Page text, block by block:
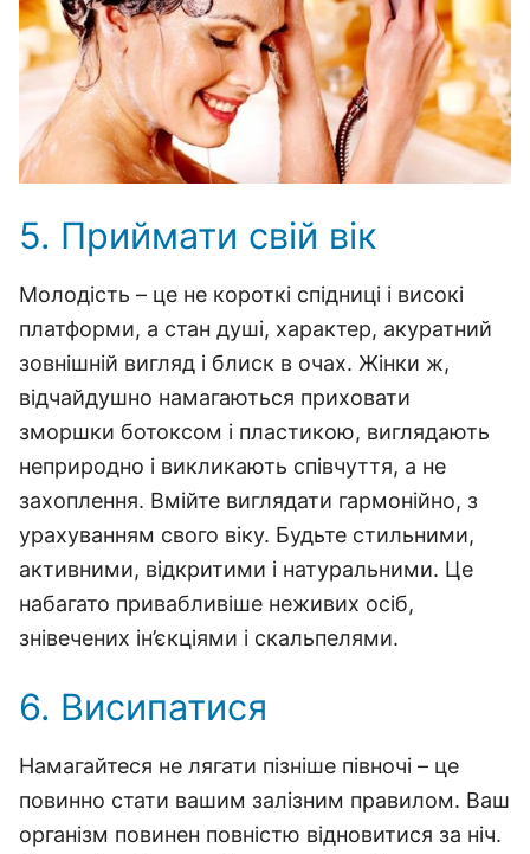
5. Приймати свій вік
Молодість – це не короткі спідниці і високі
платформи, а стан душі, характер, акуратний
зовнішній вигляд і блиск в очах. Жінки ж,
відчайдушно намагаються приховати
зморшки ботоксом і пластикою, виглядають
неприродно і викликають співчуття, а не
захоплення. Вмійте виглядати гармонійно, з
урахуванням свого віку. Будьте стильними,
активними, відкритими і натуральними. Це
набагато привабливіше неживих осіб,
знівечених ін’єкціями і скальпелями.
6. Висипатися
Намагайтеся не лягати пізніше півночі – це
повинно стати вашим залізним правилом. Ваш
організм повинен повністю відновитися за ніч.